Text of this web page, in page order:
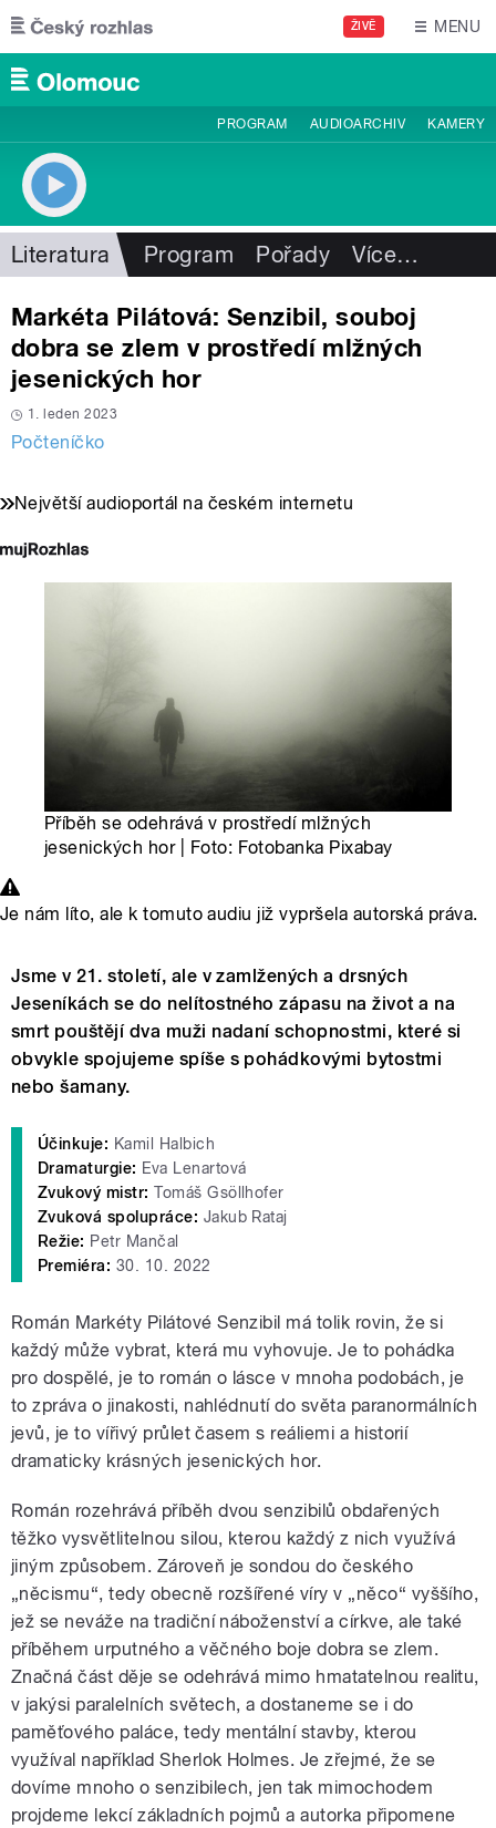
Přejít k hlavnímu obsahu
ŽIVĚ MENU
PROGRAM AUDIOARCHIV KAMERY
Literatura Program Pořady Více…
Markéta Pilátová: Senzibil, souboj
dobra se zlem v prostředí mlžných
jesenických hor
1. leden 2023
Počteníčko
Největší audioportál na českém internetu
Příběh se odehrává v prostředí mlžných
jesenických hor | Foto: Fotobanka Pixabay
Je nám líto, ale k tomuto audiu již vypršela autorská práva.
Jsme v 21. století, ale v zamlžených a drsných
Jeseníkách se do nelítostného zápasu na život a na
smrt pouštějí dva muži nadaní schopnostmi, které si
obvykle spojujeme spíše s pohádkovými bytostmi
nebo šamany.
Účinkuje: Kamil Halbich
Dramaturgie: Eva Lenartová
Zvukový mistr: Tomáš Gsöllhofer
Zvuková spolupráce: Jakub Rataj
Režie: Petr Mančal
Premiéra: 30. 10. 2022
Román Markéty Pilátové Senzibil má tolik rovin, že si
každý může vybrat, která mu vyhovuje. Je to pohádka
pro dospělé, je to román o lásce v mnoha podobách, je
to zpráva o jinakosti, nahlédnutí do světa paranormálních
jevů, je to vířivý průlet časem s reáliemi a historií
dramaticky krásných jesenických hor.
Román rozehrává příběh dvou senzibilů obdařených
těžko vysvětlitelnou silou, kterou každý z nich využívá
jiným způsobem. Zároveň je sondou do českého
„něcismu“, tedy obecně rozšířené víry v „něco“ vyššího,
jež se neváže na tradiční náboženství a církve, ale také
příběhem urputného a věčného boje dobra se zlem.
Značná část děje se odehrává mimo hmatatelnou realitu,
v jakýsi paralelních světech, a dostaneme se i do
paměťového paláce, tedy mentální stavby, kterou
využíval například Sherlok Holmes. Je zřejmé, že se
dovíme mnoho o senzibilech, jen tak mimochodem
projdeme lekcí základních pojmů a autorka připomene